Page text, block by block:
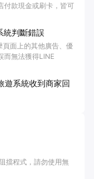
付款現金或刷卡，皆可
統判斷錯誤
面上的其他廣告、優
而無法獲得LINE
遊系統收到商家回
擋程式，請勿使用無